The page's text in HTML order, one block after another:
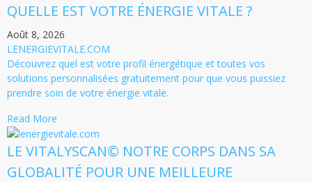
QUELLE EST VOTRE ÉNERGIE VITALE ?
Août 8, 2026
LENERGIEVITALE.COM
Découvrez quel est votre profil énergétique et toutes vos
solutions personnalisées gratuitement pour que vous puissiez
prendre soin de votre énergie vitale.
Read More
LE VITALYSCAN© NOTRE CORPS DANS SA
GLOBALITÉ POUR UNE MEILLEURE